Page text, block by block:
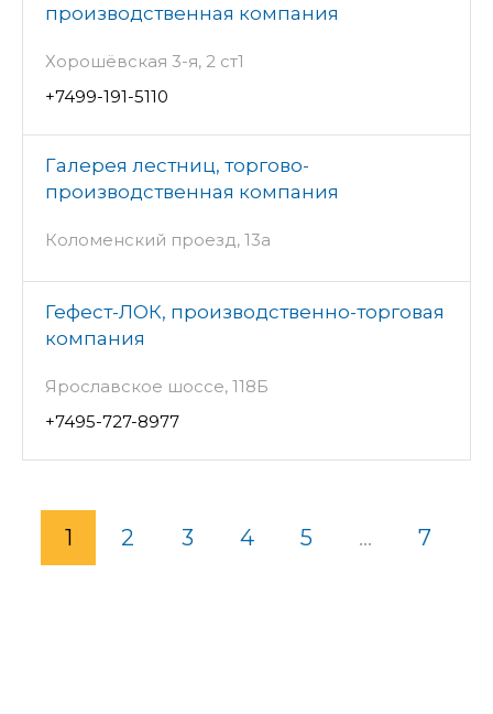
производственная компания
Хорошёвская 3-я, 2 ст1
+7499-191-5110
Галерея лестниц, торгово-
производственная компания
Коломенский проезд, 13а
Гефест-ЛОК, производственно-торговая
компания
Ярославское шоссе, 118Б
+7495-727-8977
1 2 3 4 5 ... 7